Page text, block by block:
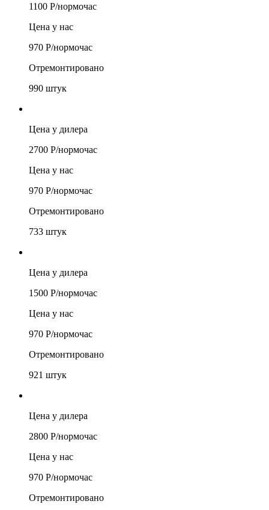
1100 Р/нормочас
Цена у нас
970 Р/нормочас
Отремонтировано
990 штук
Цена у дилера
2700 Р/нормочас
Цена у нас
970 Р/нормочас
Отремонтировано
733 штук
Цена у дилера
1500 Р/нормочас
Цена у нас
970 Р/нормочас
Отремонтировано
921 штук
Цена у дилера
2800 Р/нормочас
Цена у нас
970 Р/нормочас
Отремонтировано